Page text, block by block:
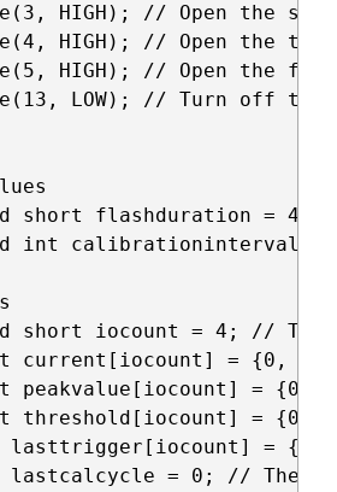
HIGH); // Open the
HIGH); // Open the
HIGH); // Open the
LOW); // Turn off the
short flashduration =
int calibrationinterval =
short iocount = 4; //
current[iocount] = {0,
peakvalue[iocount] =
threshold[iocount] =
lasttrigger[iocount] =
lastcalcycle = 0; // The